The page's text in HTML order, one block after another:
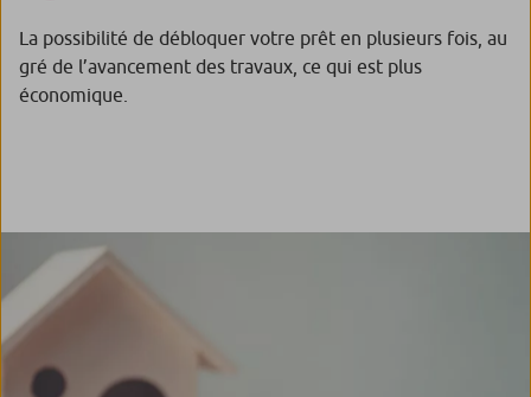
La possibilité de débloquer votre prêt en plusieurs fois, au
gré de l’avancement des travaux, ce qui est plus
économique.